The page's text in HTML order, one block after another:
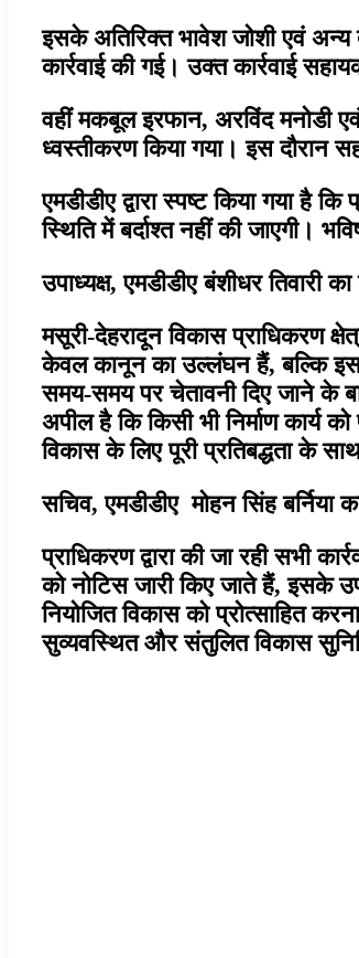
इसके अतिरिक्त भावेश जोशी एवं अन्य
कार्रवाई की गई। उक्त कार्रवाई
वहीं मकबूल इरफान, अरविंद मनोडी
ध्वस्तीकरण किया गया। इस दौरान
एमडीडीए द्वारा स्पष्ट किया गया है
स्थिति में बर्दाश्त नहीं की जाएगी।
उपाध्यक्ष, एमडीडीए बंशीधर तिवारी
मसूरी-देहरादून विकास प्राधिकरण
केवल कानून का उल्लंघन हैं, बल्कि
समय-समय पर चेतावनी दिए जाने के
अपील है कि किसी भी निर्माण कार्य
विकास के लिए पूरी प्रतिबद्धता के
सचिव, एमडीडीए मोहन सिंह बर्निया
प्राधिकरण द्वारा की जा रही सभी
को नोटिस जारी किए जाते हैं, इसके
नियोजित विकास को प्रोत्साहित
सुव्यवस्थित और संतुलित विकास